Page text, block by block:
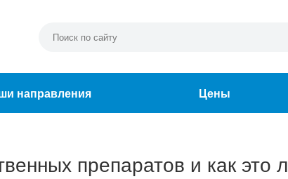
направления Цены
препаратов и как это